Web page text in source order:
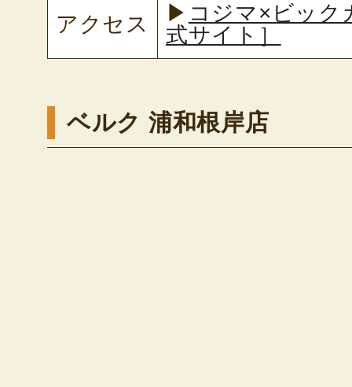
アクセス ▶ コジマ×ビック
式サイト］
ベルク 浦和根岸店